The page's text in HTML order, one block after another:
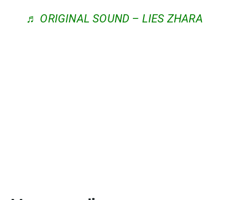
♬ ORIGINAL SOUND – LIES ZHARA